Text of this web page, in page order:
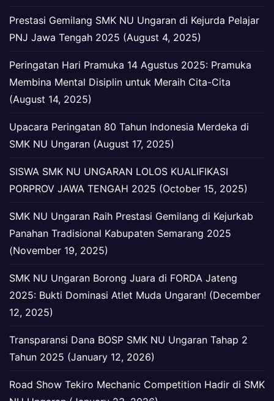
Prestasi Gemilang SMK NU Ungaran di Kejurda Pelajar
PNJ Jawa Tengah 2025 (August 4, 2025)
Peringatan Hari Pramuka 14 Agustus 2025: Pramuka
Membina Mental Disiplin untuk Meraih Cita-Cita
(August 14, 2025)
Upacara Peringatan 80 Tahun Indonesia Merdeka di
SMK NU Ungaran (August 17, 2025)
SISWA SMK NU UNGARAN LOLOS KUALIFIKASI
PORPROV JAWA TENGAH 2025 (October 15, 2025)
SMK NU Ungaran Raih Prestasi Gemilang di Kejurkab
Panahan Tradisional Kabupaten Semarang 2025
(November 19, 2025)
SMK NU Ungaran Borong Juara di FORDA Jateng
2025: Bukti Dominasi Atlet Muda Ungaran! (December
12, 2025)
Transparansi Dana BOSP SMK NU Ungaran Tahap 2
Tahun 2025 (January 12, 2026)
Road Show Tekiro Mechanic Competition Hadir di SMK